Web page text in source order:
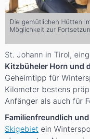
Die gemütlichen Hütten
Möglichkeit zur
St. Johann in Tirol,
Kitzbüheler Horn und
Geheimtipp für
Kilometer bestens
Anfänger als auch für
Familienfreundlich
Skigebiet ein